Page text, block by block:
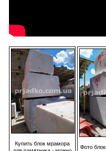
Купить блок мрамора
Фото